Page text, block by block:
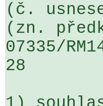
(č.
(zn.
07335/
28